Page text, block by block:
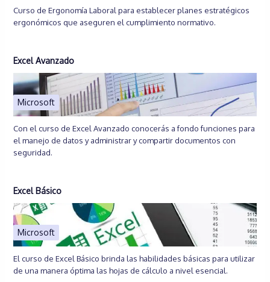
Curso de Ergonomía Laboral para establecer planes estratégicos
ergonómicos que aseguren el cumplimiento normativo.
Excel Avanzado
Microsoft
Con el curso de Excel Avanzado conocerás a fondo funciones para
el manejo de datos y administrar y compartir documentos con
seguridad.
Excel Básico
Microsoft
El curso de Excel Básico brinda las habilidades básicas para utilizar
de una manera óptima las hojas de cálculo a nivel esencial.